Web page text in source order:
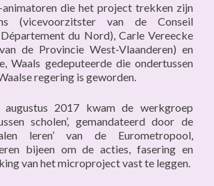
die het project trekken zijn
(vicevoorzitster van de Conseil
du Nord), Carle Vereecke
de Provincie West-Vlaanderen) en
Waals gedeputeerde die ondertussen
regering is geworden.
augustus 2017 kwam de werkgroep
scholen’, gemandateerd door de
leren’ van de Eurometropool,
bijeen om de acties, fasering en
van het microproject vast te leggen.